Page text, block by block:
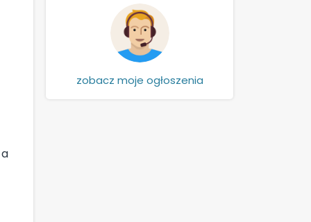
zobacz moje ogłoszenia